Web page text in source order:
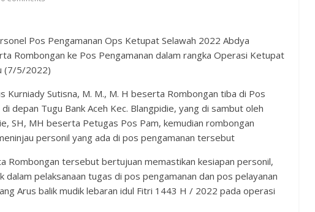
Pos Pengamanan Ops Ketupat Selawah 2022 Abdya
Rombongan ke Pos Pengamanan dalam rangka Operasi Ketupat
(7/5/2022)
Kurniady Sutisna, M. M., M. H beserta Rombongan tiba di Pos
depan Tugu Bank Aceh Kec. Blangpidie, yang di sambut oleh
SH, MH beserta Petugas Pos Pam, kemudian rombongan
personil yang ada di pos pengamanan tersebut
Rombongan tersebut bertujuan memastikan kesiapan personil,
pelaksanaan tugas di pos pengamanan dan pos pelayanan
Arus balik mudik lebaran idul Fitri 1443 H / 2022 pada operasi